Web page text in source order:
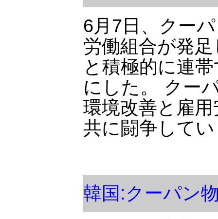
6月7日、クー
労働組合が発
と積極的に連
にした。 クー
環境改善と雇
共に闘争して
韓国:クーパン